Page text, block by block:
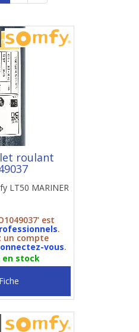
roulant
LT50 MARINER
est
.
un compte
vous.
en stock